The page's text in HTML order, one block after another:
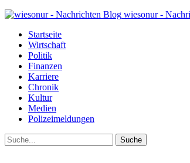
wiesonur -
Startseite
Wirtschaft
Politik
Finanzen
Karriere
Chronik
Kultur
Medien
Polizeimeldungen